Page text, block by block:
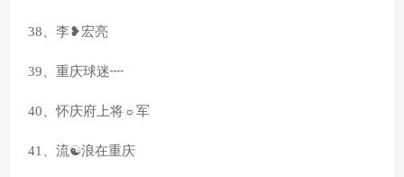
38、李❥宏亮
39、重庆球迷┉
40、怀庆府上将☼军
41、流☯浪在重庆